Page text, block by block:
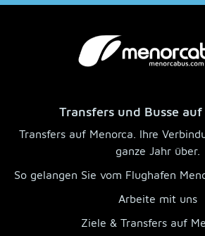
Transfers und Busse auf
Transfers auf Menorca. Ihre
ganze Jahr über.
So gelangen Sie vom Flughafen
Arbeite mit uns
Ziele & Transfers auf